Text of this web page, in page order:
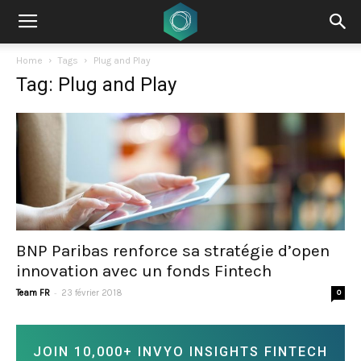
Home Tags Plug and Play
Tag: Plug and Play
BNP Paribas renforce sa stratégie d’open
innovation avec un fonds Fintech
Team FR - 23 février 2018 0
JOIN 10,000+ INVYO INSIGHTS FINTECH